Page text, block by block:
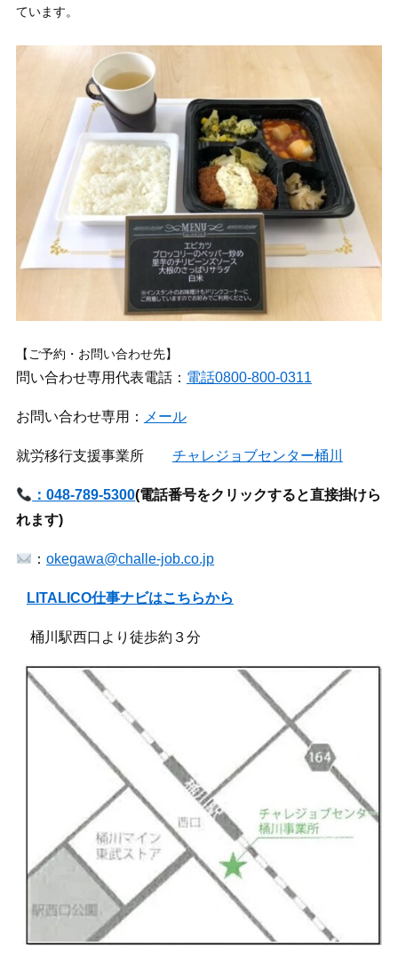
ています。
【ご予約・お問い合わせ先】
問い合わせ専用代表電話： 電話0800-800-0311
お問い合わせ専用： メール
就労移行支援事業所 チャレジョブセンター桶川
：048-789-5300(電話番号をクリックすると直接掛けら
れます)
：okegawa@challe-job.co.jp
LITALICO仕事ナビはこちらから
桶川駅西口より徒歩約３分